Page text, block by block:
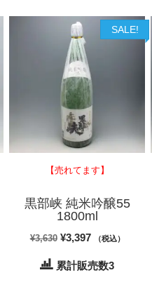
SALE!
【売れてます】
黒部峡 純米吟醸55
1800ml
¥3,630 元
価
¥3,397現
の
（税込）
累計販売数3